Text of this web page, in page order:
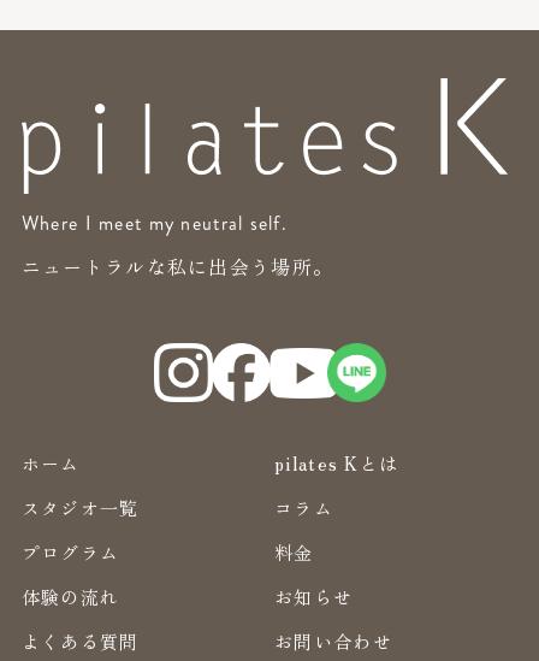
Where I meet my neutral self.
ニュートラルな私に出会う場所。
ホーム
pilates Kとは
スタジオ一覧
コラム
プログラム
料金
体験の流れ
お知らせ
よくある質問
お問い合わせ